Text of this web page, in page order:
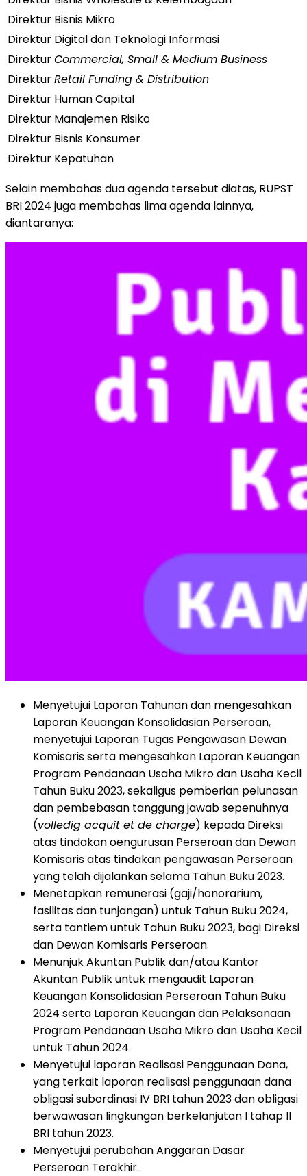
Direktur Bisnis Mikro
Direktur Digital dan Teknologi Informasi
DirekturCommercial, Small & Medium Business
DirekturRetail Funding & Distribution
Direktur Human Capital
Direktur Manajemen Risiko
Direktur Bisnis Konsumer
Direktur Kepatuhan
Selain membahas dua agenda tersebut diatas, RUPST
BRI 2024 juga membahas lima agenda lainnya,
diantaranya:
Menyetujui Laporan Tahunan dan mengesahkan
Laporan Keuangan Konsolidasian Perseroan,
menyetujui Laporan Tugas Pengawasan Dewan
Komisaris serta mengesahkan Laporan Keuangan
Program Pendanaan Usaha Mikro dan Usaha Kecil
Tahun Buku 2023, sekaligus pemberian pelunasan
dan pembebasan tanggung jawab sepenuhnya
(volledig acquit et de charge) kepada Direksi
atas tindakan oengurusan Perseroan dan Dewan
Komisaris atas tindakan pengawasan Perseroan
yang telah dijalankan selama Tahun Buku 2023.
Menetapkan remunerasi (gaji/honorarium,
fasilitas dan tunjangan) untuk Tahun Buku 2024,
serta tantiem untuk Tahun Buku 2023, bagi Direksi
dan Dewan Komisaris Perseroan.
Menunjuk Akuntan Publik dan/atau Kantor
Akuntan Publik untuk mengaudit Laporan
Keuangan Konsolidasian Perseroan Tahun Buku
2024 serta Laporan Keuangan dan Pelaksanaan
Program Pendanaan Usaha Mikro dan Usaha Kecil
untuk Tahun 2024.
Menyetujui laporan Realisasi Penggunaan Dana,
yang terkait laporan realisasi penggunaan dana
obligasi subordinasi IV BRI tahun 2023 dan obligasi
berwawasan lingkungan berkelanjutan I tahap II
BRI tahun 2023.
Menyetujui perubahan Anggaran Dasar
Perseroan Terakhir.